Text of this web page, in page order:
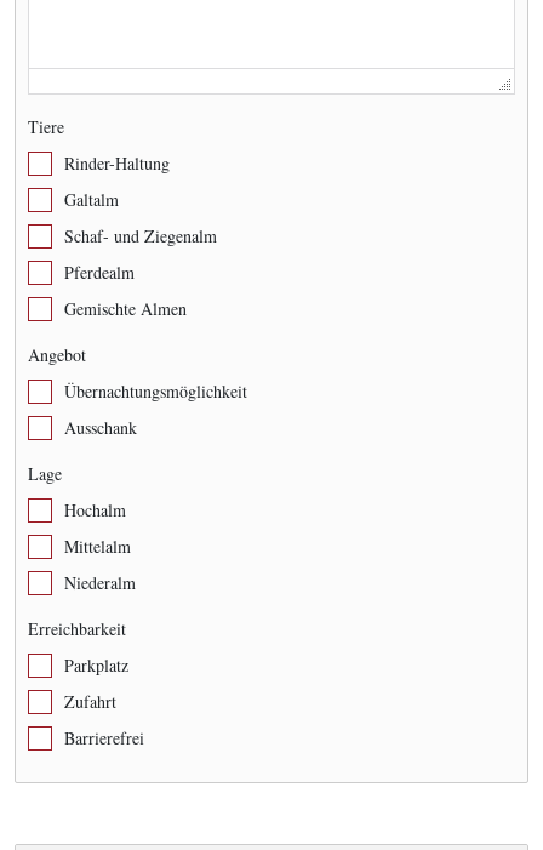
Tiere
Rinder-Haltung
Galtalm
Schaf- und Ziegenalm
Pferdealm
Gemischte Almen
Angebot
Übernachtungsmöglichkeit
Ausschank
Lage
Hochalm
Mittelalm
Niederalm
Erreichbarkeit
Parkplatz
Zufahrt
Barrierefrei